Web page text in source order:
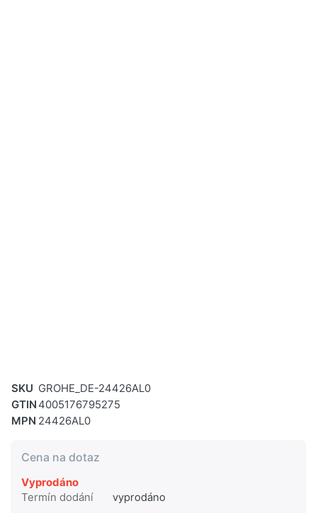
SKU GROHE_DE-24426AL0
GTIN 4005176795275
MPN 24426AL0
Cena na dotaz
Vyprodáno
Termín dodání
vyprodáno